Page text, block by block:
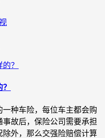
种车险，每位车主都会购
故后，保险公司需要承担
外，那么交强险赔偿计算